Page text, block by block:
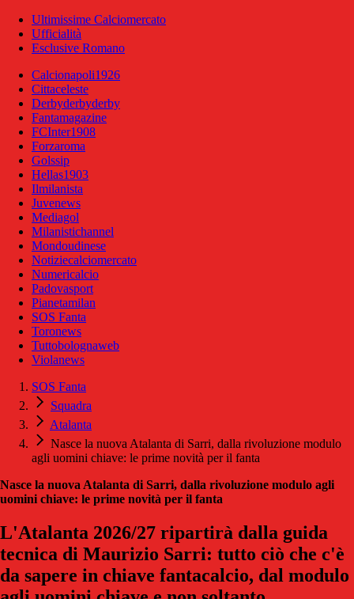
Ultimissime Calciomercato
Ufficialità
Esclusive Romano
Calcionapoli1926
Cittaceleste
Derbyderbyderby
Fantamagazine
FCInter1908
Forzaroma
Golssip
Hellas1903
Ilmilanista
Juvenews
Mediagol
Milanistichannel
Mondoudinese
Notiziecalciomercato
Numericalcio
Padovasport
Pianetamilan
SOS Fanta
Toronews
Tuttobolognaweb
Violanews
SOS Fanta
Squadra
Atalanta
Nasce la nuova Atalanta di Sarri, dalla rivoluzione modulo
agli uomini chiave: le prime novità per il fanta
Nasce la nuova Atalanta di Sarri, dalla rivoluzione modulo agli
uomini chiave: le prime novità per il fanta
L'Atalanta 2026/27 ripartirà dalla guida
tecnica di Maurizio Sarri: tutto ciò che c'è
da sapere in chiave fantacalcio, dal modulo